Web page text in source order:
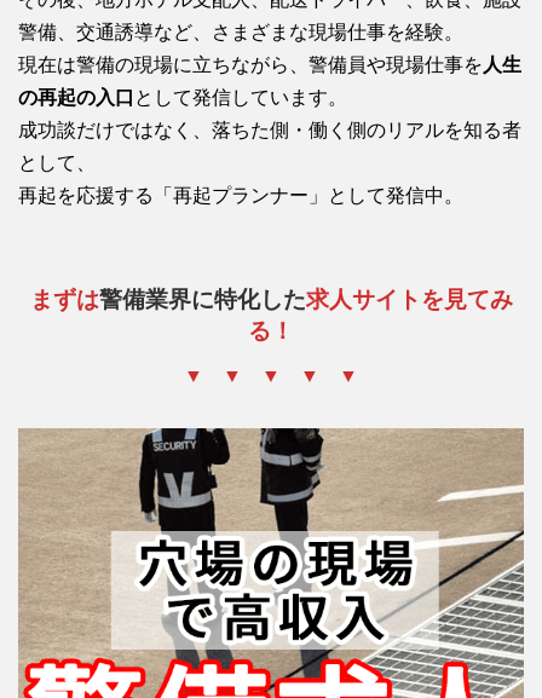
警備、交通誘導など、さまざまな現場仕事を経験。
現在は警備の現場に立ちながら、警備員や現場仕事を 人生
の再起の入口 として発信しています。
成功談だけではなく、落ちた側・働く側のリアルを知る者
として、
再起を応援する「再起プランナー」として発信中。
まずは警備業界に特化した求人サイトを見てみ
る！
▼ ▼ ▼ ▼ ▼